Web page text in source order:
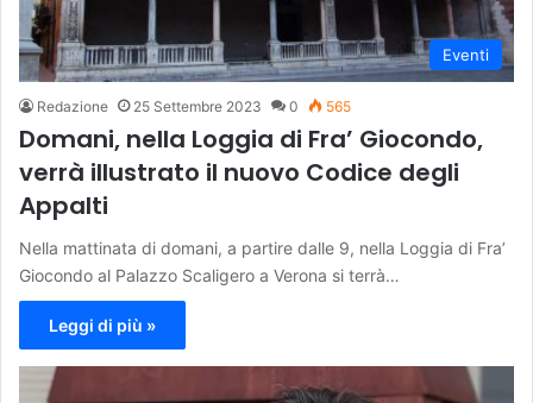
Eventi
Redazione 25 Settembre 2023 0 565
Domani, nella Loggia di Fra’ Giocondo,
verrà illustrato il nuovo Codice degli
Appalti
Nella mattinata di domani, a partire dalle 9, nella Loggia di Fra’
Giocondo al Palazzo Scaligero a Verona si terrà…
Leggi di più »